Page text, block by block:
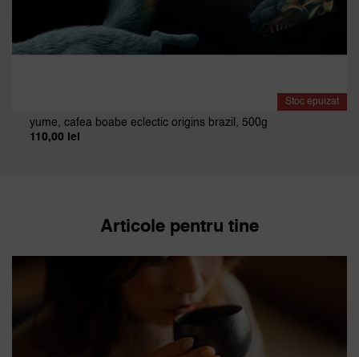
Stoc epuizat
yume, cafea boabe eclectic origins brazil, 500g
110,00
lei
Articole pentru tine